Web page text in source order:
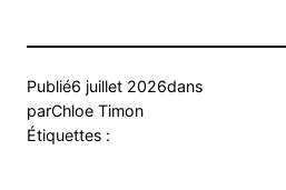
Publié6 juillet 2026dans
parChloe Timon
Étiquettes :